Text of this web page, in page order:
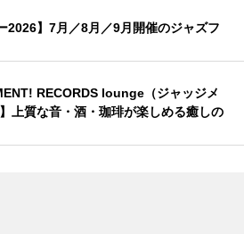
2026】7月／8月／9月開催のジャズフ
RECORDS lounge（ジャッジメ
上質な音・酒・珈琲が楽しめる癒しの